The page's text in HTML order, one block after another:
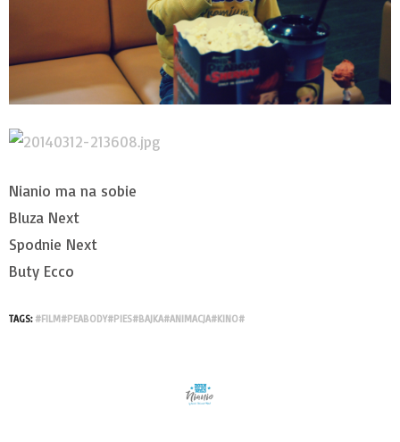
Nianio ma na sobie
Bluza Next
Spodnie Next
Buty Ecco
TAGS: #FILM#PEABODY#PIES#BAJKA#ANIMACJA#KINO#